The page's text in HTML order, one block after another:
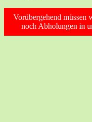
Vorübergehend müssen
noch Abholungen in